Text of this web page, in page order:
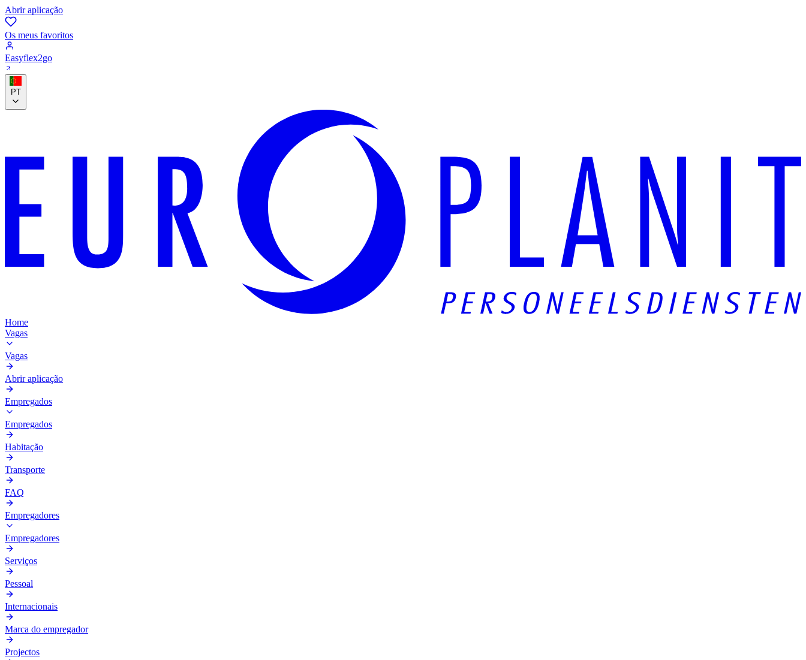
Abrir aplicação
Os meus favoritos
Easyflex2go
PT
Home
Vagas
Vagas
Abrir aplicação
Empregados
Empregados
Habitação
Transporte
FAQ
Empregadores
Empregadores
Serviços
Pessoal
Internacionais
Marca do empregador
Projectos